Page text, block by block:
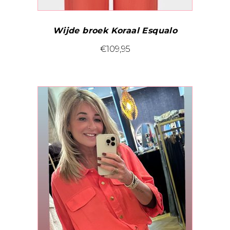
Wijde broek Koraal Esqualo
€109,95
Dit
meerdere
variaties.
Deze
optie
kan
gekozen
worden
op
de
productpagina